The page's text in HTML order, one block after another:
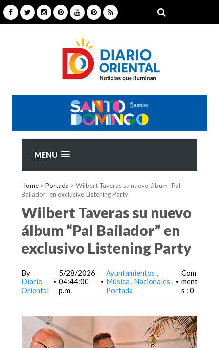
MENU
Home > Portada > Wilbert Taveras su nuevo álbum “Pal
Bailador” en exclusivo Listening Party
Wilbert Taveras su nuevo
álbum “Pal Bailador” en
exclusivo Listening Party
By
Diario
Oriental
•
5/28/2026
04:44:00
p. m.
•
Ayuntamientos
Música
Nacionales
Portada
•
Com
ment
s : 0